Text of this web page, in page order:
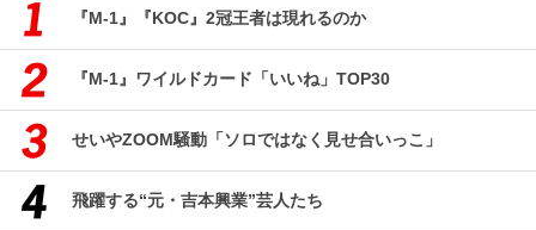
『M-1』『KOC』2冠王者は現れるのか
『M-1』ワイルドカード「いいね」TOP30
せいやZOOM騒動「ソロではなく見せ合いっこ」
飛躍する“元・吉本興業”芸人たち